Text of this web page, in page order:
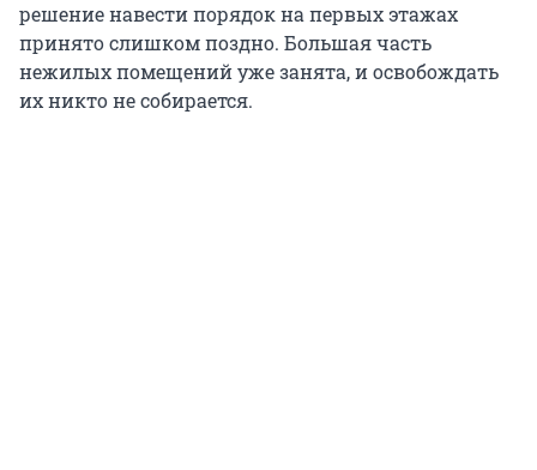
решение навести порядок на первых этажах
принято слишком поздно. Большая часть
нежилых помещений уже занята, и освобождать
их никто не собирается.